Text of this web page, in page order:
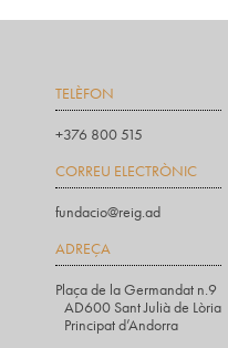
TELÈFON
+376 800 515
CORREU ELECTRÒNIC
fundacio@reig.ad
ADREÇA
Plaça de la Germandat n.9
AD600 Sant Julià de Lòria
Principat d’Andorra